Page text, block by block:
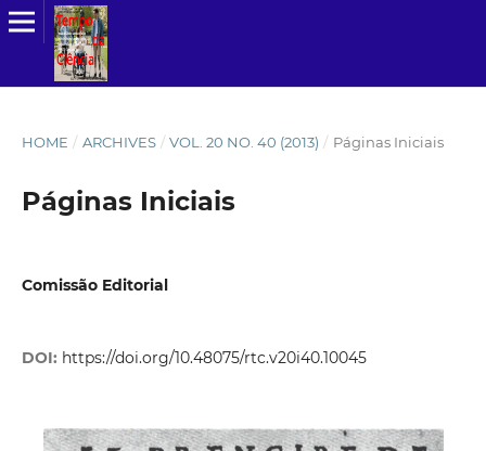
HOME / ARCHIVES / VOL. 20 NO. 40 (2013) / Páginas Iniciais
Páginas Iniciais
Comissão Editorial
DOI: https://doi.org/10.48075/rtc.v20i40.10045